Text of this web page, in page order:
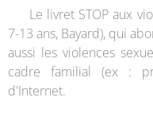
📌 Le livret STOP aux
7-13 ans, Bayard), qui
aussi les violences
cadre familial (ex :
d'Internet.